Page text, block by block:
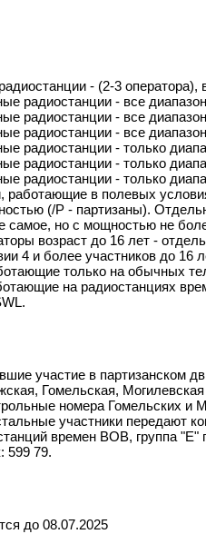
- (2-3
радиостанции - все
радиостанции - все
радиостанции - все
радиостанции - только
радиостанции - только
радиостанции - только
работающие в полевых
(/Р - партизаны).
самое, но с мощностью не
возраст до 16 лет -
4 и более участников до 16
только на обычных
на радиостанциях
участие в партизанском
Гомельская,
номера Гомельских и
участники передают
времен ВОВ, группа
599 79.
до 08.07.2025